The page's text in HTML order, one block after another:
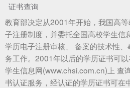
证书查询
教育部决定从2001年开始，我国高
子注册制度，并委托全国高校学生信
学历电子注册审核、 备案的技术性
务工作。2001年以后的学历证书可
学生信息网(www.chsi.com.cn)上 查
书认证服务，经认证的学历证书可在